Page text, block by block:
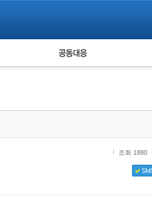
피해자 공동대응
조회 1880